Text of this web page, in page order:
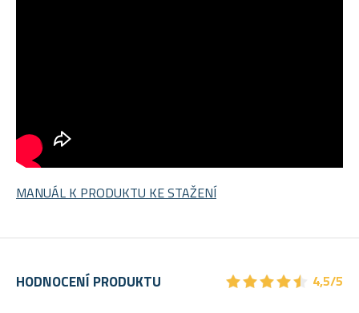
MANUÁL K PRODUKTU KE STAŽENÍ
HODNOCENÍ PRODUKTU ★★★★★
★★★★★
4,5/5